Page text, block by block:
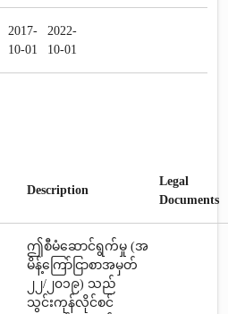
2017-
10-01
2022-
10-01
Description
Legal
Documents
ဤစီမံဆောင်ရွက်မှု (အ
မိန့်ကြော်ငြာစာအမှတ်
၂၂/၂၀၁၉) သည်
သွင်းကုန်လိုင်စင်